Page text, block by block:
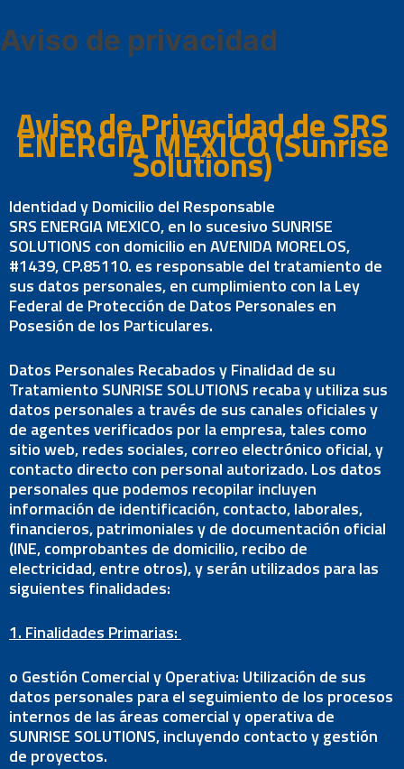
Aviso de privacidad
Aviso de Privacidad de SRS
ENERGIA MEXICO (Sunrise
Solutions)
Identidad y Domicilio del Responsable
SRS ENERGIA MEXICO, en lo sucesivo SUNRISE
SOLUTIONS con domicilio en AVENIDA MORELOS,
#1439, CP.85110. es responsable del tratamiento de
sus datos personales, en cumplimiento con la Ley
Federal de Protección de Datos Personales en
Posesión de los Particulares.
Datos Personales Recabados y Finalidad de su
Tratamiento SUNRISE SOLUTIONS recaba y utiliza sus
datos personales a través de sus canales oficiales y
de agentes verificados por la empresa, tales como
sitio web, redes sociales, correo electrónico oficial, y
contacto directo con personal autorizado. Los datos
personales que podemos recopilar incluyen
información de identificación, contacto, laborales,
financieros, patrimoniales y de documentación oficial
(INE, comprobantes de domicilio, recibo de
electricidad, entre otros), y serán utilizados para las
siguientes finalidades:
1. Finalidades Primarias:
o Gestión Comercial y Operativa: Utilización de sus
datos personales para el seguimiento de los procesos
internos de las áreas comercial y operativa de
SUNRISE SOLUTIONS, incluyendo contacto y gestión
de proyectos.